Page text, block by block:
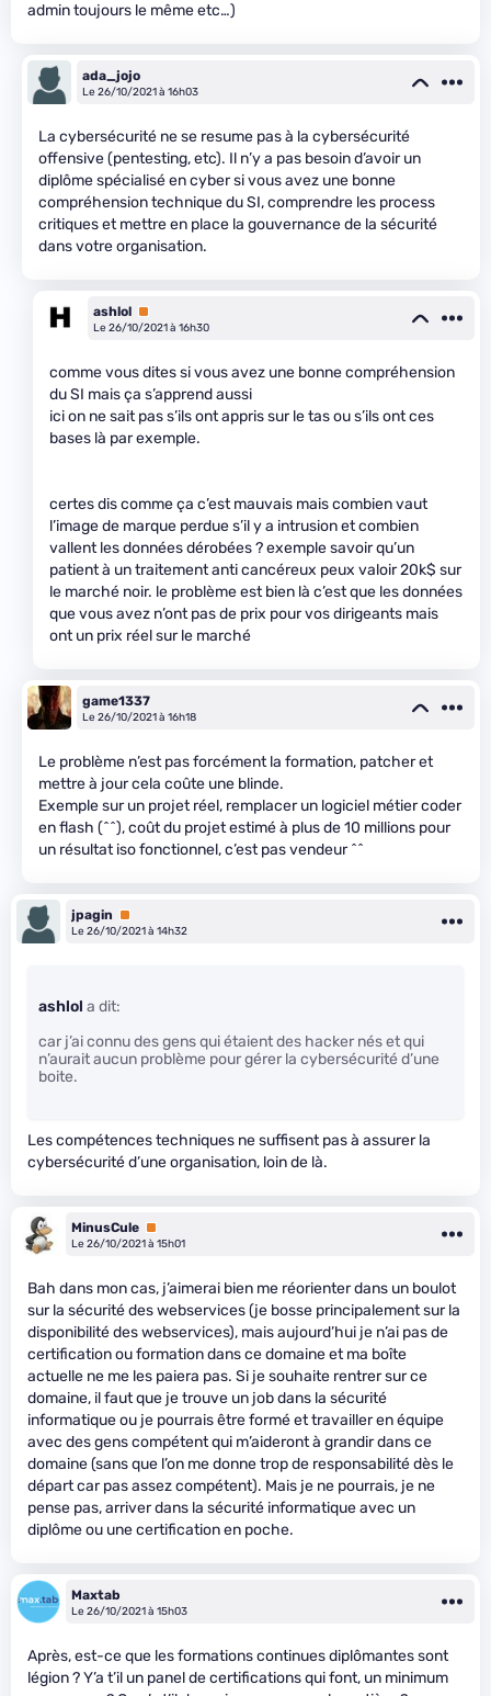
admin toujours le même etc…)
ada_jojo
Le 26/10/2021 à 16h03
La cybersécurité ne se resume pas à la cybersécurité
offensive (pentesting, etc). Il n’y a pas besoin d’avoir un
diplôme spécialisé en cyber si vous avez une bonne
compréhension technique du SI, comprendre les process
critiques et mettre en place la gouvernance de la sécurité
dans votre organisation.
ashlol Premium
Le 26/10/2021 à 16h30
comme vous dites si vous avez une bonne compréhension
du SI mais ça s’apprend aussi
ici on ne sait pas s’ils ont appris sur le tas ou s’ils ont ces
bases là par exemple.
certes dis comme ça c’est mauvais mais combien vaut
l’image de marque perdue s’il y a intrusion et combien
vallent les données dérobées ? exemple savoir qu’un
patient à un traitement anti cancéreux peux valoir 20k$ sur
le marché noir. le problème est bien là c’est que les données
que vous avez n’ont pas de prix pour vos dirigeants mais
ont un prix réel sur le marché
game1337
Le 26/10/2021 à 16h18
Le problème n’est pas forcément la formation, patcher et
mettre à jour cela coûte une blinde.
Exemple sur un projet réel, remplacer un logiciel métier coder
en flash (^^), coût du projet estimé à plus de 10 millions pour
un résultat iso fonctionnel, c’est pas vendeur ^^
jpagin
Premium
Le 26/10/2021 à 14h32
ashlol a dit:
car j’ai connu des gens qui étaient des hacker nés et qui
n’aurait aucun problème pour gérer la cybersécurité d’une
boite.
Les compétences techniques ne suffisent pas à assurer la
cybersécurité d’une organisation, loin de là.
MinusCule Premium
Le 26/10/2021 à 15h01
Bah dans mon cas, j’aimerai bien me réorienter dans un boulot
sur la sécurité des webservices (je bosse principalement sur la
disponibilité des webservices), mais aujourd’hui je n’ai pas de
certification ou formation dans ce domaine et ma boîte
actuelle ne me les paiera pas. Si je souhaite rentrer sur ce
domaine, il faut que je trouve un job dans la sécurité
informatique ou je pourrais être formé et travailler en équipe
avec des gens compétent qui m’aideront à grandir dans ce
domaine (sans que l’on me donne trop de responsabilité dès le
départ car pas assez compétent). Mais je ne pourrais, je ne
pense pas, arriver dans la sécurité informatique avec un
diplôme ou une certification en poche.
Maxtab
Le 26/10/2021 à 15h03
Après, est-ce que les formations continues diplômantes sont
légion ? Y’a t’il un panel de certifications qui font, un minimum